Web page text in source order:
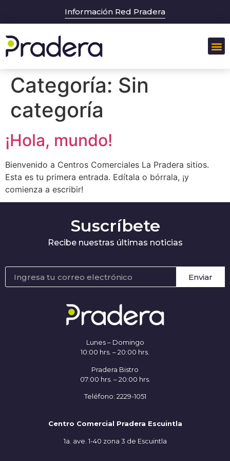
Información Red Pradera
Categoría: Sin
categoría
¡Hola, mundo!
Bienvenido a Centros Comerciales La Pradera sitios.
Esta es tu primera entrada. Edítala o bórrala, ¡y
comienza a escribir!
Suscríbete
Recibe nuestras últimas noticias
Enviar
Lunes – Domingo
10:00 hrs. – 20:00 hrs.
Pradera Bistro
07:00 hrs. – 20:00 hrs.
Teléfono: 2229-1051
Centro Comercial Pradera Escuintla
1a. ave. 1-40 zona 3 de Escuintla